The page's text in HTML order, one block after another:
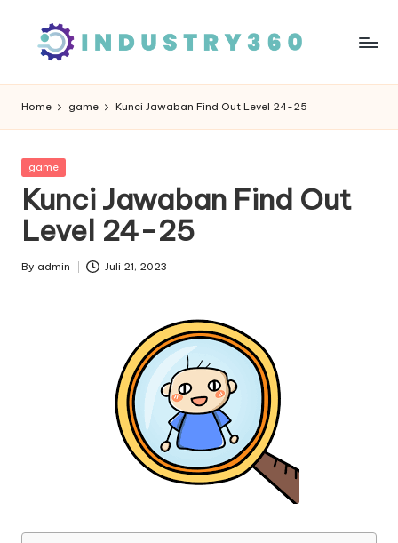
Home game Kunci Jawaban Find Out Level 24-25
Posted
game
Kunci Jawaban Find Out
Level 24-25
Posted
By admin Juli 21, 2023